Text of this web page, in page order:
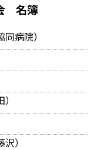
名簿
病院）
）